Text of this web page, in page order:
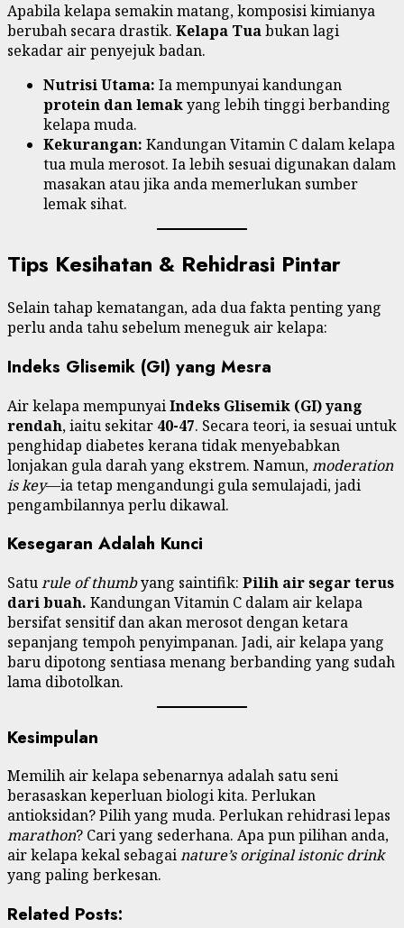
Apabila kelapa semakin matang, komposisi kimianya
berubah secara drastik. Kelapa Tuabukan lagi
sekadar air penyejuk badan.
Nutrisi Utama: Ia mempunyai kandungan
protein dan lemakyang lebih tinggi berbanding
kelapa muda.
Kekurangan: Kandungan Vitamin C dalam kelapa
tua mula merosot. Ia lebih sesuai digunakan dalam
masakan atau jika anda memerlukan sumber
lemak sihat.
Tips Kesihatan & Rehidrasi Pintar
Selain tahap kematangan, ada dua fakta penting yang
perlu anda tahu sebelum meneguk air kelapa:
Indeks Glisemik (GI) yang Mesra
Air kelapa mempunyaiIndeks Glisemik (GI) yang
rendah, iaitu sekitar 40-47. Secara teori, ia sesuai untuk
penghidap diabetes kerana tidak menyebabkan
lonjakan gula darah yang ekstrem. Namun,moderation
is key—ia tetap mengandungi gula semulajadi, jadi
pengambilannya perlu dikawal.
Kesegaran Adalah Kunci
Saturule of thumbyang saintifik: Pilih air segar terus
dari buah. Kandungan Vitamin C dalam air kelapa
bersifat sensitif dan akan merosot dengan ketara
sepanjang tempoh penyimpanan. Jadi, air kelapa yang
baru dipotong sentiasa menang berbanding yang sudah
lama dibotolkan.
Kesimpulan
Memilih air kelapa sebenarnya adalah satu seni
berasaskan keperluan biologi kita. Perlukan
antioksidan? Pilih yang muda. Perlukan rehidrasi lepas
marathon? Cari yang sederhana. Apa pun pilihan anda,
air kelapa kekal sebagainature’s original istonic drink
yang paling berkesan.
Related Posts: